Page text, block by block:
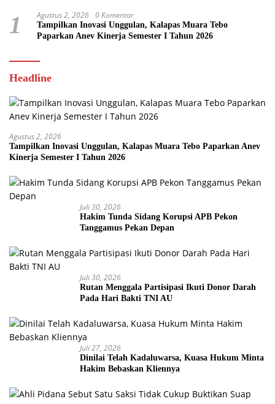
1 Agustus 2, 2026 0 Komentar
Tampilkan Inovasi Unggulan, Kalapas Muara Tebo
Paparkan Anev Kinerja Semester I Tahun 2026
Headline
Agustus 2, 2026
Tampilkan Inovasi Unggulan, Kalapas Muara Tebo Paparkan Anev
Kinerja Semester I Tahun 2026
Juli 30, 2026
Hakim Tunda Sidang Korupsi APB Pekon
Tanggamus Pekan Depan
Juli 30, 2026
Rutan Menggala Partisipasi Ikuti Donor Darah
Pada Hari Bakti TNI AU
Juli 27, 2026
Dinilai Telah Kadaluwarsa, Kuasa Hukum Minta
Hakim Bebaskan Kliennya